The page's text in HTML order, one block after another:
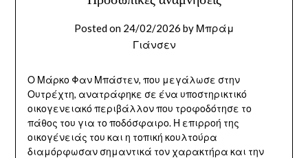
Posted on 24/02/2026 by Μπράμ
Γιάνσεν
Ο Μάρκο Φαν Μπάστεν, που μεγάλωσε στην
Ουτρέχτη, ανατράφηκε σε ένα υποστηρικτικό
οικογενειακό περιβάλλον που τροφοδότησε το
πάθος του για το ποδόσφαιρο. Η επιρροή της
οικογένειάς του και η τοπική κουλτούρα
διαμόρφωσαν σημαντικά τον χαρακτήρα και την